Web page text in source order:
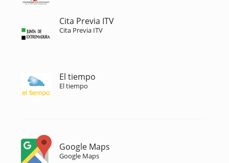
Cita Previa ITV
Cita Previa ITV
El tiempo
El tiempo
Google Maps
Google Maps